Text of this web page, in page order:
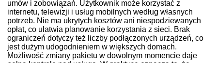
umów i zobowiązań. Użytkownik może korzystać z
internetu, telewizji i usług mobilnych według własnych
potrzeb. Nie ma ukrytych kosztów ani niespodziewanych
opłat, co ułatwia planowanie korzystania z sieci. Brak
ograniczeń dotyczy też liczby podłączonych urządzeń, co
jest dużym udogodnieniem w większych domach.
Możliwość zmiany pakietu w dowolnym momencie daje